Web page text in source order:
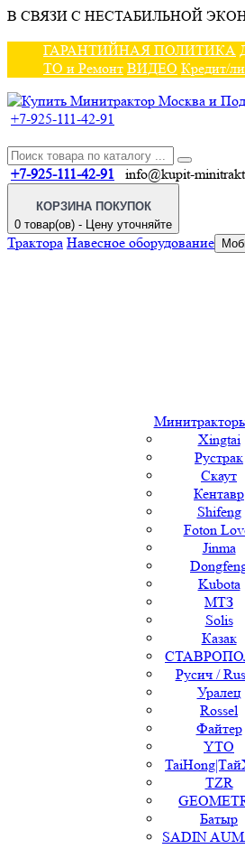
В СВЯЗИ С НЕСТАБИЛЬНОЙ
ГАРАНТИЙНАЯ ПОЛИТИКА
ТО и Ремонт ВИДЕО Кредит/
+7-925-111-42-91
+7-925-111-42-91 info@kupit-
КОРЗИНА ПОКУПОК
0 товар(ов) - Цену уточняйте
Трактора Навесное оборудование
Xingtai
Рустрак
Скаут
Кентавр
Shifeng
Foton
Jinma
Kubota
МТЗ
Solis
Казак
Русич /
Уралец
Rossel
Файтер
YTO
TZR
Батыр
SADIN